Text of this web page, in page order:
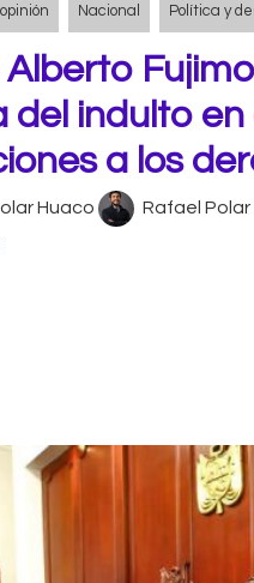
Nacional Política y
del indulto
a los
Huaco Rafael Polar